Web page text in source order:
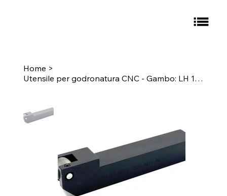
Home >
Utensile per godronatura CNC - Gambo: LH 1" - Zigrinatura: G